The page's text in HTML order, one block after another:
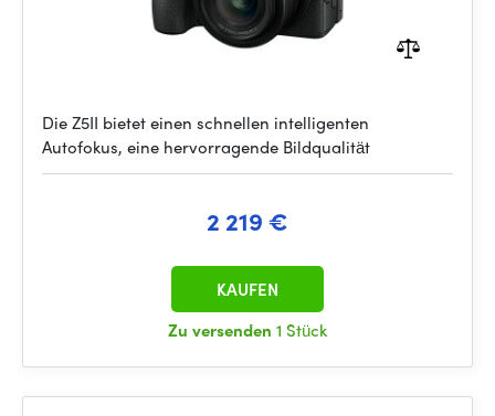
Die Z5II bietet einen schnellen intelligenten
Autofokus, eine hervorragende Bildqualität
2 219 €
Zu versenden 1 Stück
KAUFEN